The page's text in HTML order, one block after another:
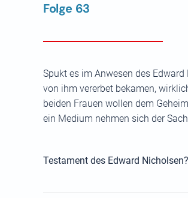
Folge 63
Spukt es im Anwesen des
von ihm vererbet bekamen,
beiden Frauen wollen dem
ein Medium nehmen sich der
Testament des Edward Nicholsen?